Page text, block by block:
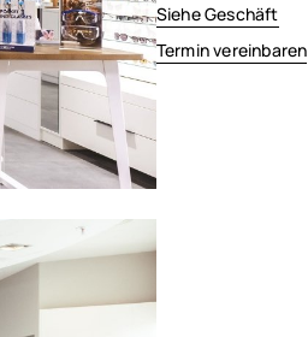
Siehe Geschäft
Termin vereinbaren